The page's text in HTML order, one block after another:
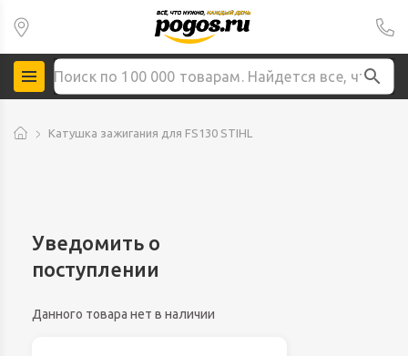
Катушка зажигания для FS130 STIHL
Уведомить о
поступлении
Данного товара нет в наличии